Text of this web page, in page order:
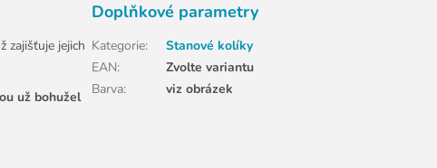
zajišťuje jejich
už bohužel
Doplňkové parametry
Kategorie:
Stanové kolíky
EAN:
Zvolte variantu
Barva: viz obrázek